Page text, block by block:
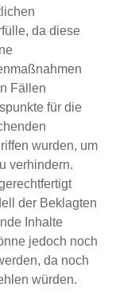
da diese
Fällen
für die
wurden, um
verhindern.
der Beklagten
Inhalte
jedoch noch
da noch
würden.